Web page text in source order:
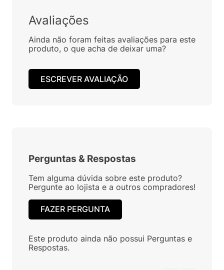
Avaliações
Ainda não foram feitas avaliações para este
produto, o que acha de deixar uma?
ESCREVER AVALIAÇÃO
Perguntas & Respostas
Tem alguma dúvida sobre este produto?
Pergunte ao lojista e a outros compradores!
FAZER PERGUNTA
Este produto ainda não possui Perguntas e
Respostas.